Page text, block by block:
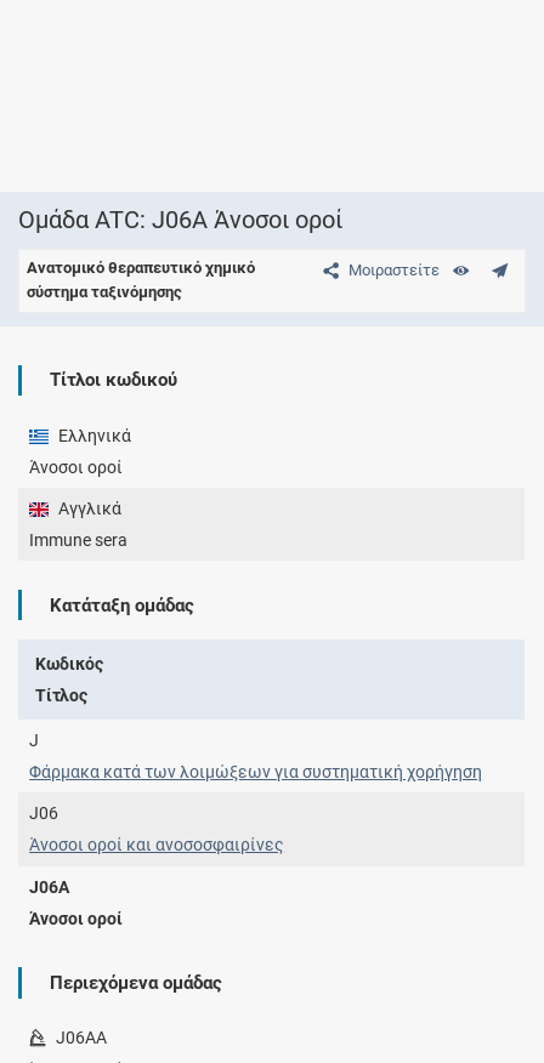
Ομάδα ATC: J06A Άνοσοι οροί
Μοιραστείτε
Ανατομικό θεραπευτικό χημικό
σύστημα ταξινόμησης
Τίτλοι κωδικού
Ελληνικά
Άνοσοι οροί
Αγγλικά
Immune sera
Κατάταξη ομάδας
Κωδικός
Τίτλος
J
Φάρμακα κατά των λοιμώξεων για συστηματική χορήγηση
J06
Άνοσοι οροί και ανοσοσφαιρίνες
J06A
Άνοσοι οροί
Περιεχόμενα ομάδας
J06AA